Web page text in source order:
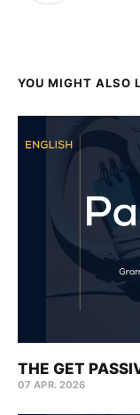
YOU MIGHT ALSO
THE GET
07 APR. 2026